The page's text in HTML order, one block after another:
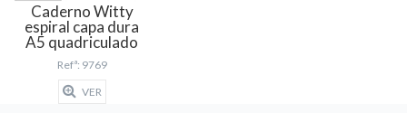
Caderno Witty
espiral capa dura
A5 quadriculado
Refª: 9769
VER